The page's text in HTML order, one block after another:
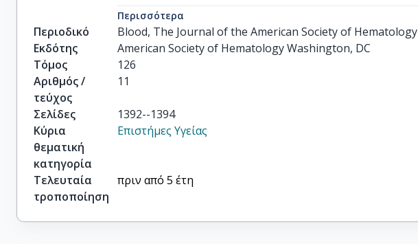
Delimpasi, Sosana
Tsatalas, Konstantinos
others
Περισσότερα
Περιοδικό
Blood, The Journal of the American Society of Hematology
Εκδότης
American Society of Hematology Washington, DC
Τόμος
126
Αριθμός /
τεύχος
11
Σελίδες
1392--1394
Κύρια
θεματική
κατηγορία
Επιστήμες Υγείας
Τελευταία
τροποποίηση
πριν από 5 έτη